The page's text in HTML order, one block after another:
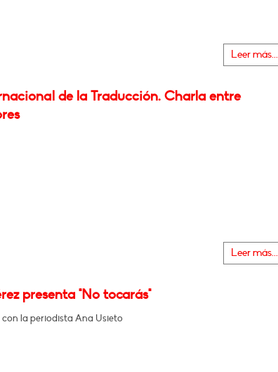
Leer más...
de la Traducción. Charla entre
Leer más...
presenta "No tocarás"
la periodista Ana Usieto